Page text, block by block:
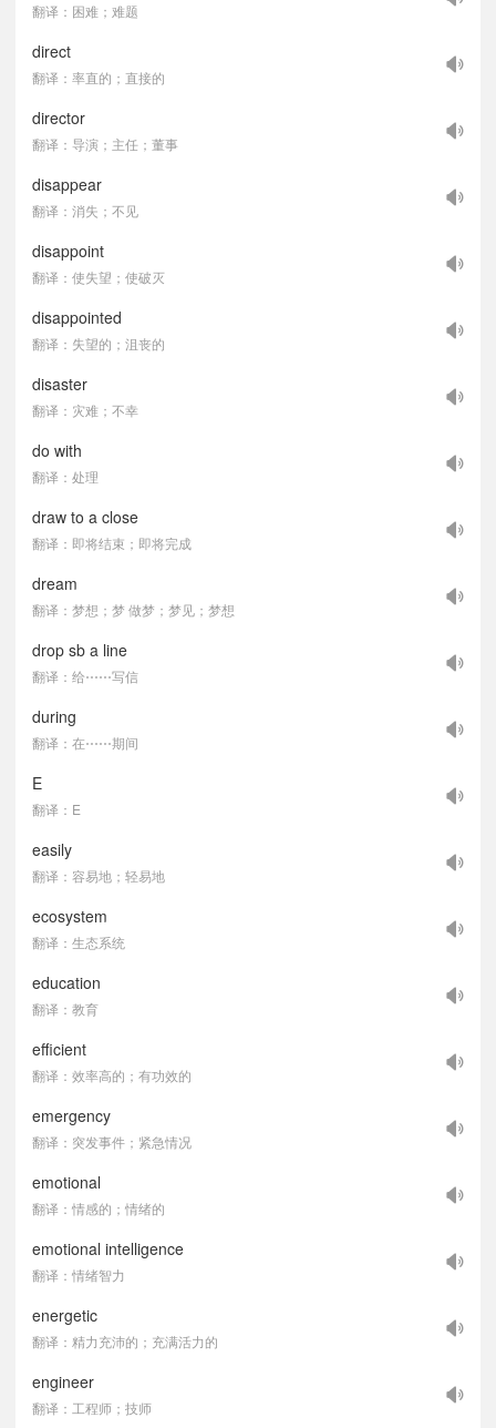
翻译：困难；难题
direct
翻译：率直的；直接的
director
翻译：导演；主任；董事
disappear
翻译：消失；不见
disappoint
翻译：使失望；使破灭
disappointed
翻译：失望的；沮丧的
disaster
翻译：灾难；不幸
do with
翻译：处理
draw to a close
翻译：即将结束；即将完成
dream
翻译：梦想；梦 做梦；梦见；梦想
drop sb a line
翻译：给⋯⋯写信
during
翻译：在⋯⋯期间
E
翻译：E
easily
翻译：容易地；轻易地
ecosystem
翻译：生态系统
education
翻译：教育
efficient
翻译：效率高的；有功效的
emergency
翻译：突发事件；紧急情况
emotional
翻译：情感的；情绪的
emotional intelligence
翻译：情绪智力
energetic
翻译：精力充沛的；充满活力的
engineer
翻译：工程师；技师